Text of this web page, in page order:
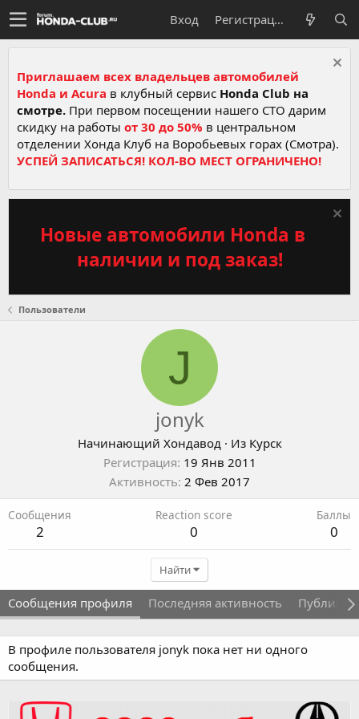
Вход Регистрация
Приглашаем всех владельцев автомобилей
Honda и Acura в клубный сервис Honda Club на
смотре. При первом посещении нашего СТО дарим
скидку на работы от 30 до 50% в центральном
отделении Хонда Клуб на Воробьевых горах (Смотра).
УСПЕЙ ЗАПИСАТЬСЯ! КОЛ-ВО МЕСТ ОГРАНИЧЕНО!
Новые автомобили Honda в
наличии и под заказ!
Пользователи
J
jonyk
Начинающий Хондавод · Из Курск
Регистрация 19 Янв 2011
Активность 2 Фев 2017
Сообщения
2
Reaction score
0
Баллы
0
Найти
Сообщения профиля Последняя активность
В профиле пользователя jonyk пока нет ни одного
сообщения.